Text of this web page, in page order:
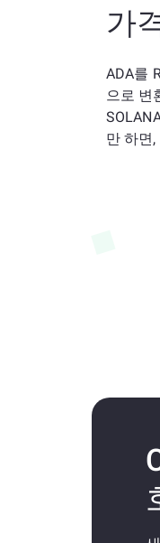
가
ADA를
으로 변
만 하면